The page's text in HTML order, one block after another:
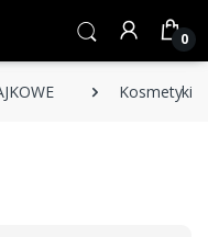
0
Kosmetyki